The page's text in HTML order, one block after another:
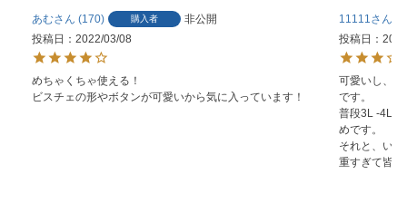
あむ 170 購入者
非公開
投稿日
2022/03/08
めちゃくちゃ使える！
ビスチェの形やボタンが可愛いから気に入っています！
11111
投稿日
可愛いし、
です。
普段3L -4L
めです。
それと、い
重すぎて皆